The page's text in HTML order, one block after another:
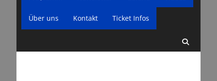
Menü
Über uns Kontakt Ticket Infos